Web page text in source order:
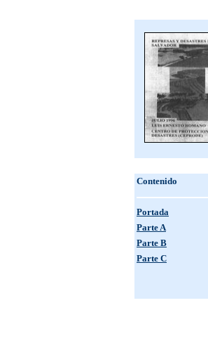
Contenido
Portada
Parte A
Parte B
Parte C